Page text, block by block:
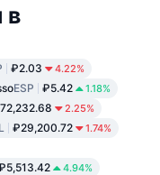
в
₽2.03 4.22%
ESP ₽5.42 1.18%
2.25%
₽29,200.72 1.74%
4.94%